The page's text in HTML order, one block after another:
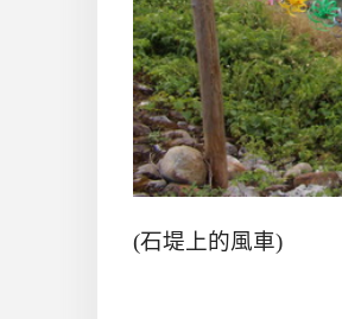
(石堤上的風車)